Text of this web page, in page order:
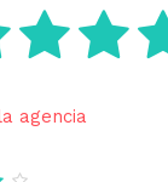
agencia